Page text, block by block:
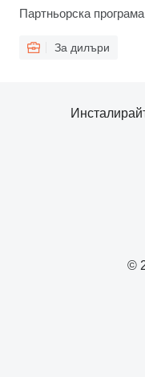
Партньорска програма
За дилъри
©